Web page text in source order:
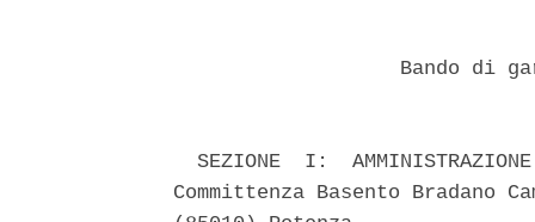
Bando di
SEZIONE  I:
Committenza Basento